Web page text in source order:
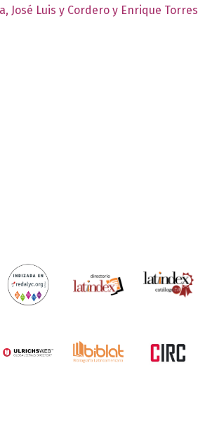
José Luis y Cordero y Enrique Torres